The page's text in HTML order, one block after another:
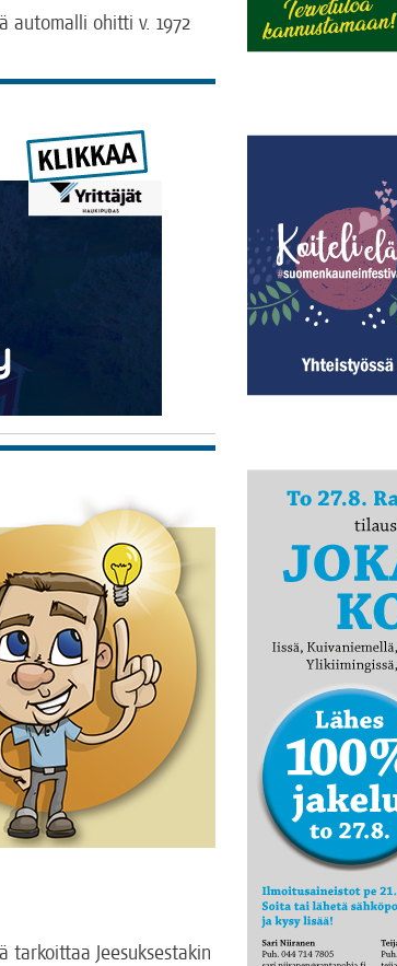
auto­mal­li ohit­ti v. 1972
tar­koit­taa Jee­suk­ses­ta­kin